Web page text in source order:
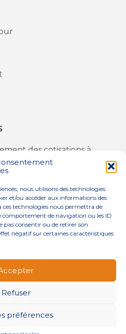
nous utilisons des technologies
et/ou accéder aux informations des
ces technologies nous permettra de
comportement de navigation ou les ID
pas consentir ou de retirer son
négatif sur certaines caractéristiques
Refuser
préférences
des cotisations à
: annulation de la
l’air dans les ERP
les dernières évolutions
?
ACTUALITÉS CONTACT
LÉGALES
CLASSE 7